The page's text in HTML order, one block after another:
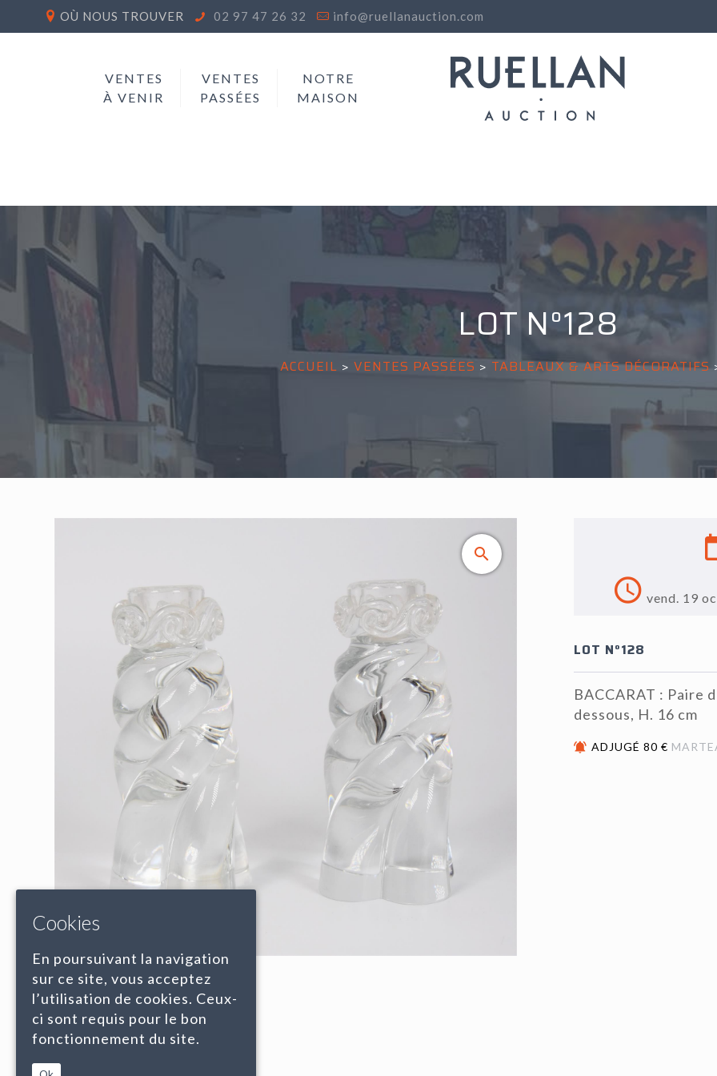
OÙ NOUS TROUVER 02 97 47 26 32 info@ruellanauction.com
VENTES
À VENIR
VENTES
PASSÉES
NOTRE
MAISON
LOT N°128
ACCUEIL > VENTES PASSÉES > TABLEAUX & ARTS DÉCORATIFS
vend. 19
LOT N°128
BACCARAT : Paire
dessous, H. 16 cm
ADJUGÉ 80 €
Cookies
En poursuivant la navigation
sur ce site, vous acceptez
l’utilisation de cookies. Ceux-
ci sont requis pour le bon
fonctionnement du site.